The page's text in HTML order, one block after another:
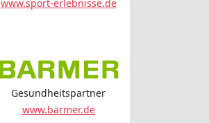
www.sport-erlebnisse.de
Gesundheitspartner
www.barmer.de